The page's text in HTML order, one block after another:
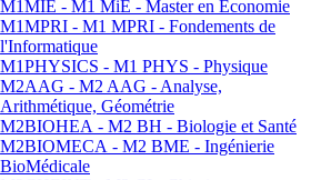
M1MIE - M1 MiE - Master en Economie
M1MPRI - M1 MPRI - Fondements de
l'Informatique
M1PHYSICS - M1 PHYS - Physique
M2AAG - M2 AAG - Analyse,
Arithmétique, Géométrie
M2BIOHEA - M2 BH - Biologie et Santé
M2BIOMECA - M2 BME - Ingénierie
BioMédicale